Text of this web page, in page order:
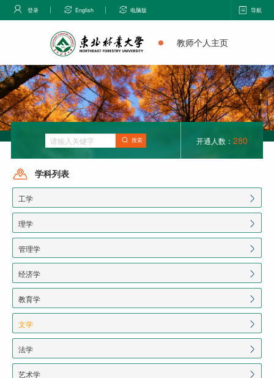
登录 English 电脑版 导航
教师个人主页
搜索 开通人数： 280
学科列表
工学
理学
管理学
经济学
教育学
文学
法学
艺术学